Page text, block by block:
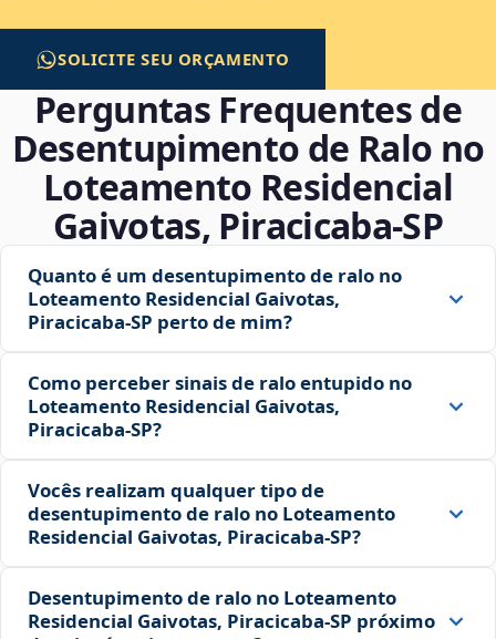
SOLICITE SEU ORÇAMENTO
Perguntas Frequentes de
Desentupimento de Ralo no
Loteamento Residencial
Gaivotas, Piracicaba‑SP
Quanto é um desentupimento de ralo no
Loteamento Residencial Gaivotas,
Piracicaba‑SP perto de mim?
Como perceber sinais de ralo entupido no
Loteamento Residencial Gaivotas,
Piracicaba‑SP?
Vocês realizam qualquer tipo de
desentupimento de ralo no Loteamento
Residencial Gaivotas, Piracicaba‑SP?
Desentupimento de ralo no Loteamento
Residencial Gaivotas, Piracicaba‑SP próximo